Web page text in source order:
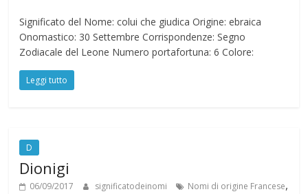
Significato del Nome: colui che giudica Origine: ebraica
Onomastico: 30 Settembre Corrispondenze: Segno
Zodiacale del Leone Numero portafortuna: 6 Colore:
Leggi tutto
D
Dionigi
06/09/2017 significatodeinomi Nomi di origine Francese,